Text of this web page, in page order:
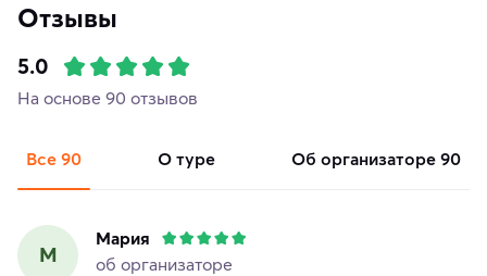
Отзывы
5.0
На основе 90 отзывов
Все 90 о туре об организаторе 90
М
Мария
об организаторе